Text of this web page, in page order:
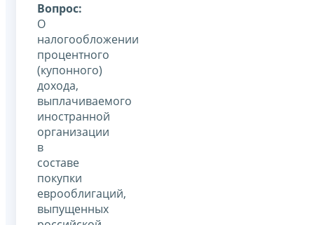
Вопрос:
О
налогообложении
процентного
(купонного)
дохода,
выплачиваемого
иностранной
организации
в
составе
покупки
еврооблигаций,
выпущенных